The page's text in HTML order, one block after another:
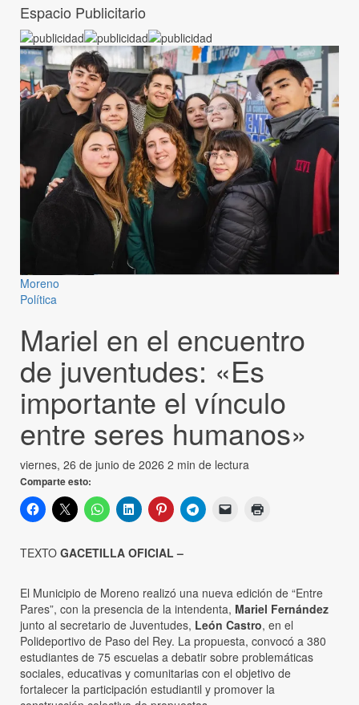
Espacio Publicitario
Moreno
Política
Mariel en el encuentro
de juventudes: «Es
importante el vínculo
entre seres humanos»
viernes, 26 de junio de 2026 2 min de lectura
Comparte esto:
TEXTO GACETILLA OFICIAL –
El Municipio de Moreno realizó una nueva edición de “Entre
Pares”, con la presencia de la intendenta, Mariel Fernández
junto al secretario de Juventudes, León Castro, en el
Polideportivo de Paso del Rey. La propuesta, convocó a 380
estudiantes de 75 escuelas a debatir sobre problemáticas
sociales, educativas y comunitarias con el objetivo de
fortalecer la participación estudiantil y promover la